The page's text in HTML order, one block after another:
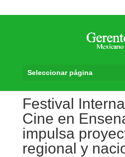
Seleccionar página
Festival
Cine en
impulsa
regional y